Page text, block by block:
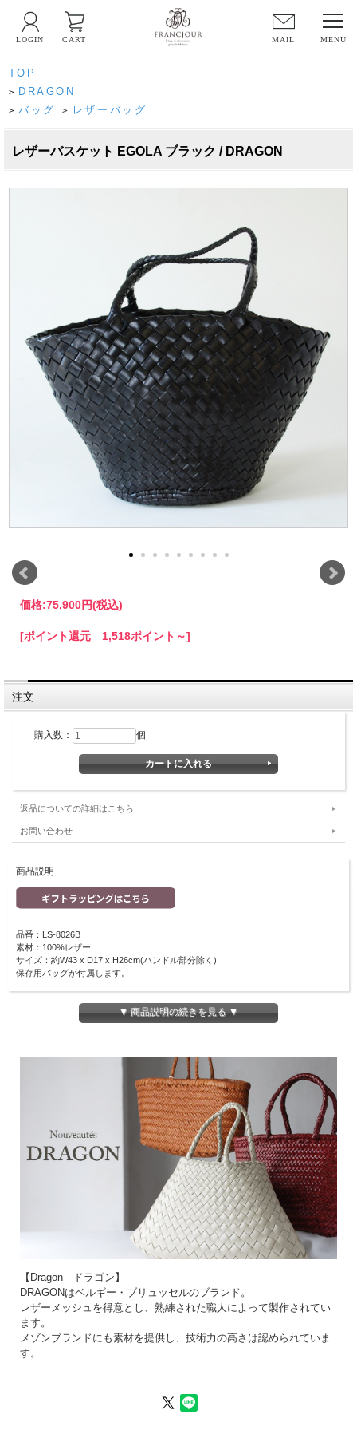
MAIL
LOGIN CART
TOP
> DRAGON
> バッグ > レザーバッグ
レザーバスケット EGOLA ブラック / DRAGON
価格:75,900円(税込)
[ポイント還元 1,518ポイント～]
注文
購入数： 個
返品についての詳細はこちら
お問い合わせ
商品説明
品番：LS-8026B
素材：100%レザー
サイズ：約W43 x D17 x H26cm(ハンドル部分除く)
保存用バッグが付属します。
1点1点作成されています。
革製品ならではの丈夫さと、DRAGON社の技術で軽さも実現しています。
1点1点手作りのため、掲載サイズと異なる場合がございます。
撮影時の光加減により、画像と実物の色等異なる場合がございます。予めご了承下
バッグに付いている紙タグはビンテージ感を出すための加工が施されています。
革は染料や顔料を使って染色しています。これらの染料は水に溶けやすいため、雨
の日や気温・湿度が高く汗をかきやすい日には、色落ち・色移りのリスクが高まり
湿度の高い日には、なるべく革が濡れないように注意しながらお使いいただく、ま
たは薄い色（白など）の洋服は避け、濃い色の洋服を合わせていただくと、万一色
が移った場合でも目立ちません。
ングすると、多少の色落ちを抑える効果があります。
▼ 商品説明の続きを見る ▼
【Dragon ドラゴン】
DRAGONはベルギー・ブリュッセルのブランド。
レザーメッシュを得意とし、熟練された職人によって製作されてい
ます。
メゾンブランドにも素材を提供し、技術力の高さは認められていま
す。